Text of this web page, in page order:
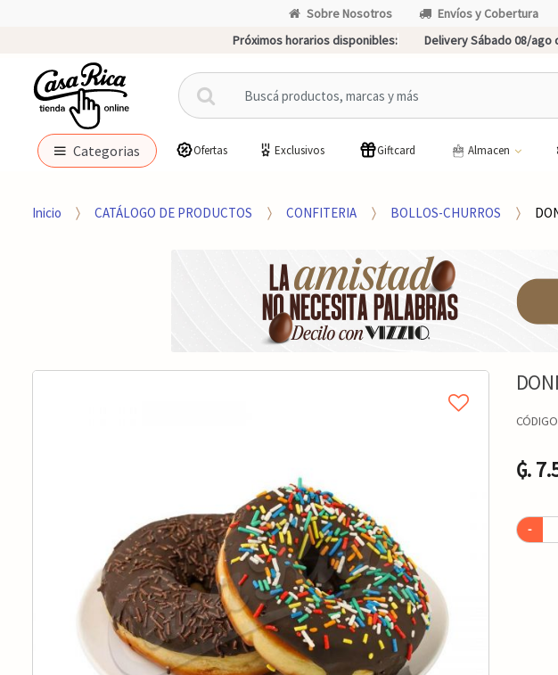
Sobre Nosotros Envíos y Cobertura
Próximos horarios disponibles:
Delivery Sábado 08/ago
B
u
c
p
Categorias Ofertas Exclusivos Giftcard Almacen
Inicio CATÁLOGO DE PRODUCTOS CONFITERIA BOLLOS-CHURROS
₲.
-